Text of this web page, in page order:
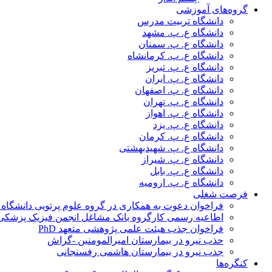
گروه‌های آموزشی
دانشگاه تربیت مدرس
دانشگاه ع. پ. مشهد
دانشگاه ع. پ. سمنان
دانشگاه ع. پ. کرمانشاه
دانشگاه ع. پ. تبریز
دانشگاه ع. پ. ایران
دانشگاه ع. پ. اصفهان
دانشگاه ع. پ. تهران
دانشگاه ع. پ. اهواز
دانشگاه ع. پ. یزد
دانشگاه ع. پ. کرمان
دانشگاه ع. پ. شهید‌بهشتی
دانشگاه ع. پ. شیراز
دانشگاه ع. پ. بابل
دانشگاه ع. پ. ارومیه
فرصت شغلی
فراخوان دعوت به همکاری در گروه علوم پرتویی دانشگاه
اطاعیه رسمی کارگروه بانک مشاغل انجمن فیزیک
فراخوان جذب هیئت علمی پژوهشی متعهد PhD
حذب نیرو در بیمارستان امیرالمومنین -گراش
جذب نیرو در بیمارستان هاشمی رفسنجانی
کنگره‌ها